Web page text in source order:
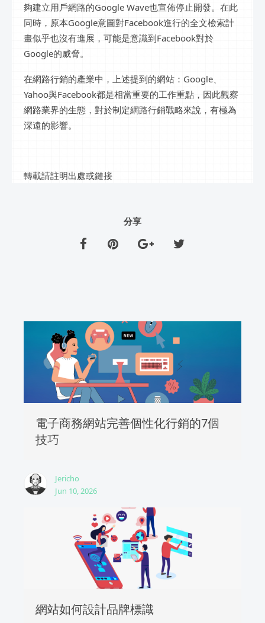
夠建立用戶網路的Google Wave也宣佈停止開發。在此
同時，原本Google意圖對Facebook進行的全文檢索計
畫似乎也沒有進展，可能是意識到Facebook對於
Google的威脅。
在網路行銷的產業中，上述提到的網站：Google、
Yahoo與Facebook都是相當重要的工作重點，因此觀察
網路業界的生態，對於制定網路行銷戰略來說，有極為
深遠的影響。
轉載請註明出處或鏈接
分享
電子商務網站完善個性化行銷的7個
技巧
Jericho
Jun 10, 2026
網站如何設計品牌標識